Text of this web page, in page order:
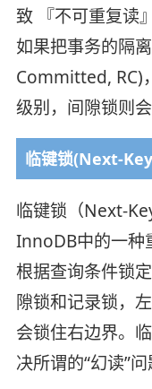
致 『不可重复读』
如果把事务的隔
Committed, RC)
级别，间隙锁则会
临键锁(Next-
临键锁（Next-
InnoDB中的一种
根据查询条件锁
隙锁和记录锁，
会锁住右边界。
决所谓的“幻读”问